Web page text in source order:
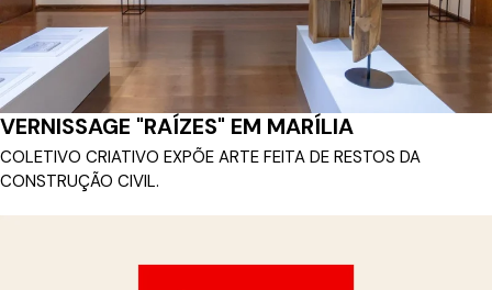
VERNISSAGE "RAÍZES" EM MARÍLIA
COLETIVO CRIATIVO EXPÕE ARTE FEITA DE RESTOS DA
CONSTRUÇÃO CIVIL.